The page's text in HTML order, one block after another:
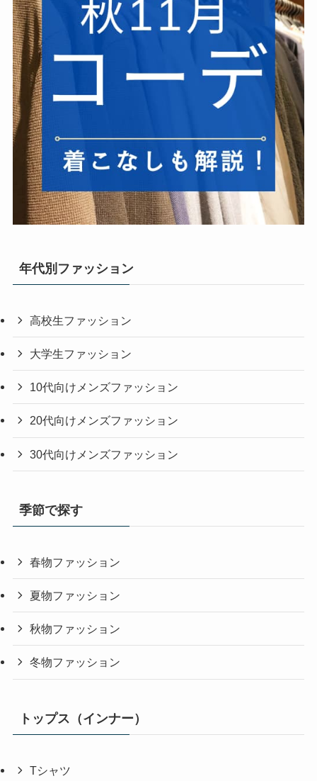
年代別ファッション
高校生ファッション
大学生ファッション
10代向けメンズファッション
20代向けメンズファッション
30代向けメンズファッション
季節で探す
春物ファッション
夏物ファッション
秋物ファッション
冬物ファッション
トップス（インナー）
Tシャツ